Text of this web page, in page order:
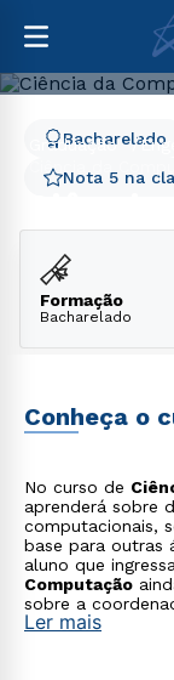
Graduação
Ciência da
Nota 5 na
Bacharelado
Formação
Bacharelado
Conheça o
No curso de
aprenderá sobre
computacionais,
base para outras
aluno que
Computação
sobre a
trabalho,
Ler mais